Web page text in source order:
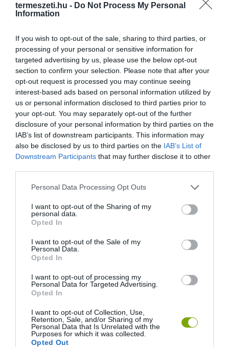
termeszeti.hu - Do Not Process My Personal
Information
If you wish to opt-out of the sale, sharing to third parties, or
processing of your personal or sensitive information for
targeted advertising by us, please use the below opt-out
section to confirm your selection. Please note that after your
opt-out request is processed you may continue seeing
interest-based ads based on personal information utilized by
us or personal information disclosed to third parties prior to
your opt-out. You may separately opt-out of the further
disclosure of your personal information by third parties on the
IAB’s list of downstream participants. This information may
also be disclosed by us to third parties on the IAB’s List of
Downstream Participants that may further disclose it to other
Please note that this website/app uses one or more Google
not limited to your visit or usage behaviour. You may click to
grant or deny consent to Google and its third-party tags to
use your data for below specified purposes in below Google
consent section.
Personal Data Processing Opt Outs
I want to opt-out of the Sharing of my
personal data.
Opted In
I want to opt-out of the Sale of my
Personal Data.
Opted In
I want to opt-out of processing my
Personal Data for Targeted Advertising.
Opted In
I want to opt-out of Collection, Use,
Retention, Sale, and/or Sharing of my
Personal Data that Is Unrelated with the
Purposes for which it was collected.
Opted Out
ELŐZŐ CIKK
AKKORA KRUMPLIT TALÁLTAK A KERTJÜKBEN, MINT EGY
KÖVETKEZŐ CIKK
ÚJ, KÜLÖNLEGES MÓDON KÉPZŐDÖTT BARLANGOT
HASONLÓ ÉRDEKESSÉGEK